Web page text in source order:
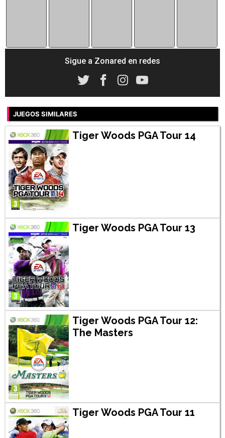
Sigue a Zonared en redes
JUEGOS SIMILARES
Tiger Woods PGA Tour 14
Tiger Woods PGA Tour 13
Tiger Woods PGA Tour 12:
The Masters
Tiger Woods PGA Tour 11